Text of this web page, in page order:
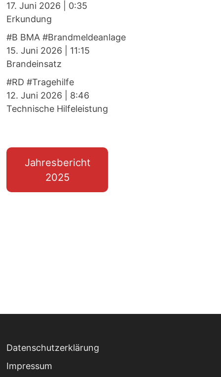
17. Juni 2026
0:35
Erkundung
#B BMA #Brandmeldeanlage
15. Juni 2026
11:15
Brandeinsatz
#RD #Tragehilfe
12. Juni 2026
8:46
Technische Hilfeleistung
Jahresbericht
2025
Datenschutzerklärung
Impressum